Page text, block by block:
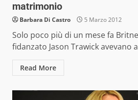
matrimonio
Barbara Di Castro 5 Marzo 2012
Solo poco più di un mese fa
fidanzato Jason Trawick avevano
Read More